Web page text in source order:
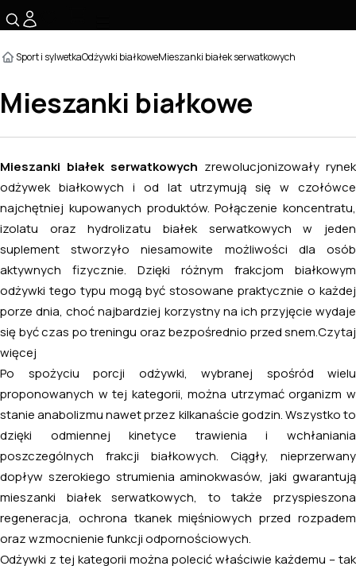
Sport i sylwetkaOdżywki białkoweMieszanki białek serwatkowych
Mieszanki białkowe
Mieszanki białek serwatkowych zrewolucjonizowały rynek
odżywek białkowych i od lat utrzymują się w czołówce
najchętniej kupowanych produktów. Połączenie koncentratu,
izolatu oraz hydrolizatu białek serwatkowych w jeden
suplement stworzyło niesamowite możliwości dla osób
aktywnych fizycznie. Dzięki różnym frakcjom białkowym
odżywki tego typu mogą być stosowane praktycznie o każdej
porze dnia, choć najbardziej korzystny na ich przyjęcie wydaje
się być czas po treningu oraz bezpośrednio przed snem. Czytaj
więcej
Po spożyciu porcji odżywki, wybranej spośród wielu
proponowanych w tej kategorii, można utrzymać organizm w
stanie anabolizmu nawet przez kilkanaście godzin. Wszystko to
dzięki odmiennej kinetyce trawienia i wchłaniania
poszczególnych frakcji białkowych. Ciągły, nieprzerwany
dopływ szerokiego strumienia aminokwasów, jaki gwarantują
mieszanki białek serwatkowych, to także przyspieszona
regeneracja, ochrona tkanek mięśniowych przed rozpadem
oraz wzmocnienie funkcji odpornościowych.
Odżywki z tej kategorii można polecić właściwie każdemu – tak